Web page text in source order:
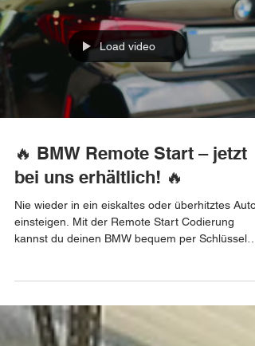
Load video
🔥 BMW Remote Start – jetzt
bei uns erhältlich! 🔥
Nie wieder in ein eiskaltes oder überhitztes Auto
einsteigen. Mit der Remote Start Codierung
kannst du deinen BMW bequem per Schlüssel
Fahrzeug) ✅ Schnelle Durchführung ✅ Für viele
BMW Modelle verfügbar 📩 Schreib uns einfach
mit deinem Modell und Baujahr – wir prüfen